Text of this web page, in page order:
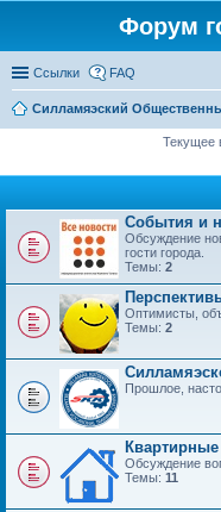
Форум
Ссылки FAQ
Силламяэский
Текущее
События и
Обсуждение
гости города.
Темы: 2
Оптимисты,
Темы: 2
Прошлое,
Обсуждение
Темы: 11